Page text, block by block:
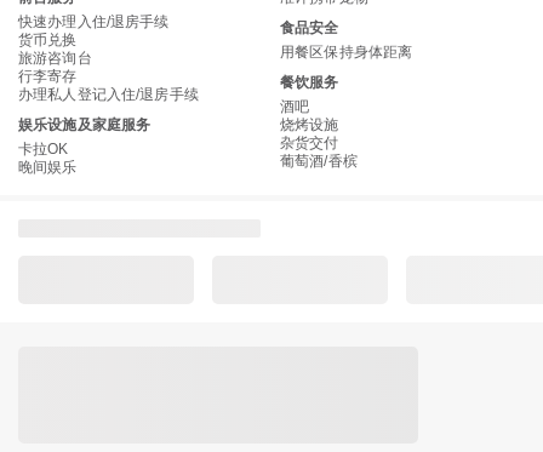
快速办理入住/退房手续
货币兑换
旅游咨询台
行李寄存
办理私人登记入住/退房手续
娱乐设施及家庭服务
卡拉OK
晚间娱乐
食品安全
用餐区保持身体距离
餐饮服务
酒吧
烧烤设施
杂货交付
葡萄酒/香槟